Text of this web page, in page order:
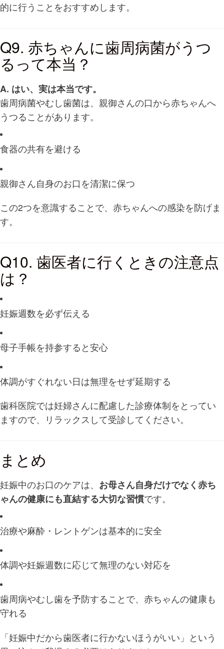
的に行うことをおすすめします。
Q9. 赤ちゃんに歯周病菌がうつ
るって本当？
A. はい、実は本当です。
歯周病菌やむし歯菌は、親御さんの口から赤ちゃんへ
うつることがあります。
食器の共有を避ける
親御さん自身のお口を清潔に保つ
この2つを意識することで、赤ちゃんへの感染を防げま
す。
Q10. 歯医者に行くときの注意点
は？
妊娠週数を必ず伝える
母子手帳を持参すると安心
体調がすぐれない日は無理をせず延期する
歯科医院では妊婦さんに配慮した診療体制をとってい
ますので、リラックスして受診してください。
まとめ
妊娠中のお口のケアは、 お母さん自身だけでなく赤ち
ゃんの健康にも直結する大切な習慣です。
治療や麻酔・レントゲンは基本的に安全
体調や妊娠週数に応じて無理のない対応を
歯周病やむし歯を予防することで、赤ちゃんの健康も
守れる
「妊娠中だから歯医者に行かないほうがいい」という